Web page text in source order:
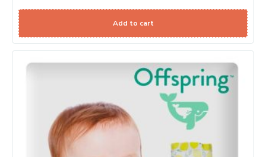
Add to cart